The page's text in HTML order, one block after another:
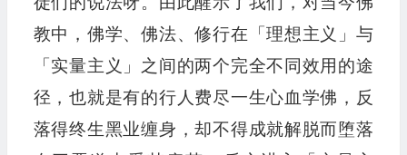
教中，佛学、佛法、修行在「理想主义」与
「实量主义」之间的两个完全不同效用的途
径，也就是有的行人费尽一生心血学佛，反
落得终生黑业缠身，却不得成就解脱而堕落